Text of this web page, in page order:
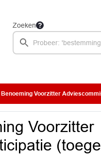
Zoeken
Voorzitter Adviescommissie Participatie
Voorzitter